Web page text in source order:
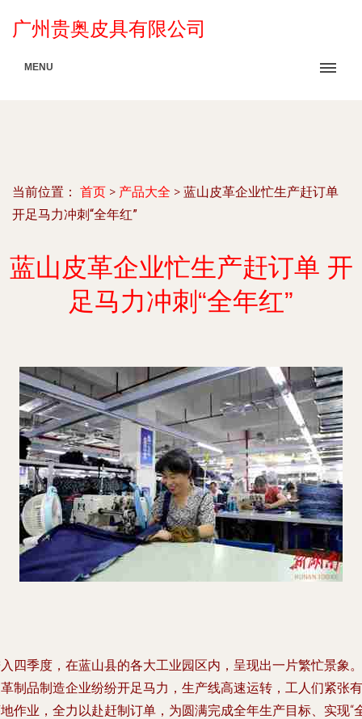
广州贵奥皮具有限公司
MENU
当前位置： 首页 > 产品大全 > 蓝山皮革企业忙生产赶订单
开足马力冲刺“全年红”
蓝山皮革企业忙生产赶订单 开
足马力冲刺“全年红”
四季度，在蓝山县的各大工业园区内，呈现出一片繁忙景象。
制品制造企业纷纷开足马力，生产线高速运转，工人们紧张有
作业，全力以赴赶制订单，为圆满完成全年生产目标、实现“